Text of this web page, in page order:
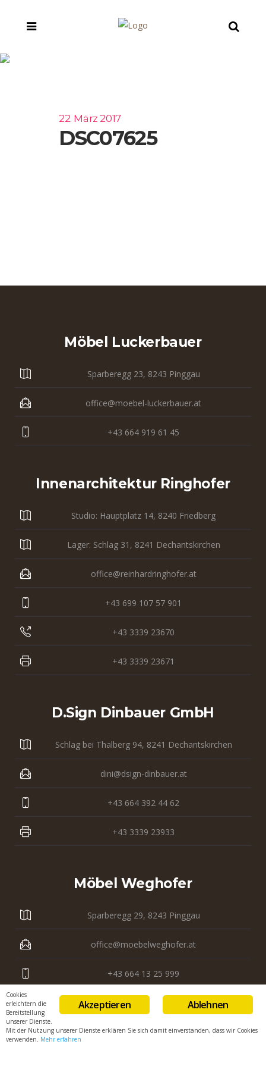
22. März 2017
DSC07625
Möbel Luckerbauer
Sparberegg 23, 8243 Pinggau
office@moebel-luckerbauer.at
+43 664 919 61 45
Innenarchitektur Ringhofer
Studio: Hauptplatz 14, 8240 Friedberg
Lager: Schlag 31, 8241 Dechantskirchen
office@reinhardringhofer.at
+43 699 107 57 901
+43 3339 23670
+43 3339 23671
D.sign Dinbauer GmbH
Schlag bei Thalberg 94, 8241 Dechantskirchen
dini@dsign-dinbauer.at
+43 664 392 44 62
+43 3339 23933
Möbel Weghofer
Sparberegg 29, 8243 Pinggau
office@moebelweghofer.at
+43 664 13 25 999
+43 3339 23 121 Ablehnen
Akzeptieren
Cookies
erleichtern die
Bereitstellung
unserer Dienste.
Mit der Nutzung unserer Dienste erklären Sie sich damit einverstanden, dass wir Cookies
verwenden. Mehr erfahren